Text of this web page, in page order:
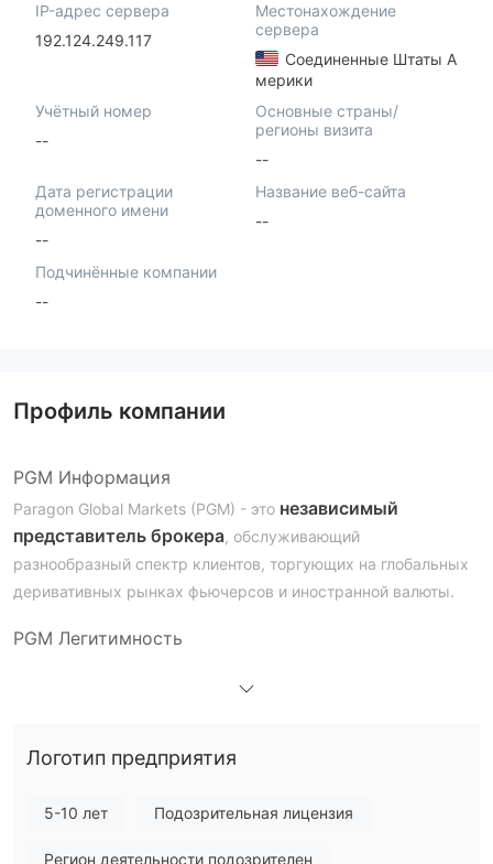
IP-адрес сервера
192.124.249.117
Местонахождение
сервера
Соединенные Штаты А
мерики
Учётный номер
--
Основные страны/
регионы визита
--
Дата регистрации
доменного имени
--
Название веб-сайта
--
Подчинённые компании
--
Профиль компании
PGM Информация
Paragon Global Markets (PGM) - это независимый
представитель брокера, обслуживающий
разнообразный спектр клиентов, торгующих на глобальных
деривативных рынках фьючерсов и иностранной валюты.
PGM Легитимность
по сравнению с регулируемыми брокерами.
Продукты и услуги включают три категории:
управляемые фьючерсы и клиентские решения.
исполнению глобальных биржевых фьючерсов и операций с
Логотип предприятия
5-10 лет Подозрительная лицензия
Регион деятельности подозрителен